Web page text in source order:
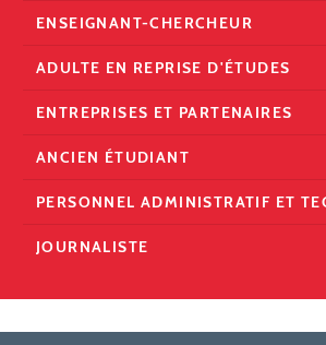
ENSEIGNANT-CHERCHEUR
ADULTE EN REPRISE D'ÉTUDES
ENTREPRISES ET PARTENAIRES
ANCIEN ÉTUDIANT
PERSONNEL ADMINISTRATIF ET
JOURNALISTE